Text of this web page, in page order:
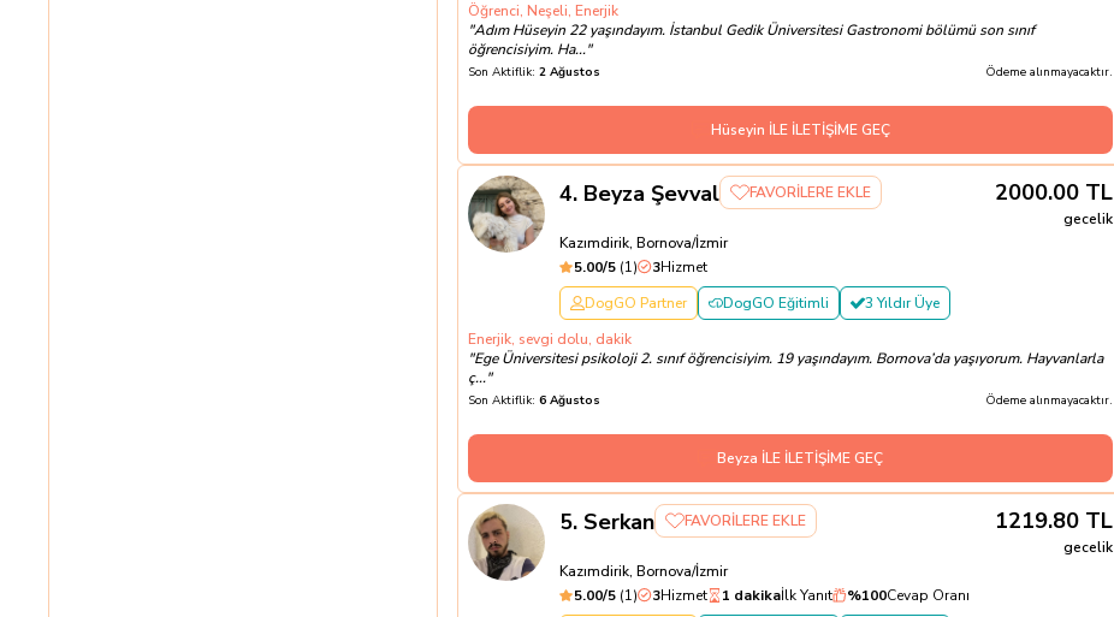
Öğrenci, Neşeli, Enerjik
"Adım Hüseyin 22 yaşındayım. İstanbul Gedik Üniversitesi Gastronomi bölümü son sınıf
öğrencisiyim. Ha..."
Son Aktiflik: 2 Ağustos Ödeme alınmayacaktır.
Hüseyin İLE İLETİŞİME GEÇ
4. Beyza Şevval FAVORİLERE EKLE 2000.00 TL
gecelik
Kazımdirik, Bornova/İzmir
5.00/5 (1) 3Hizmet
DogGO Partner
DogGO Eğitimli
3 Yıldır Üye
Enerjik, sevgi dolu, dakik
"Ege Üniversitesi psikoloji 2. sınıf öğrencisiyim. 19 yaşındayım. Bornova’da yaşıyorum. Hayvanlarla
ç..."
Son Aktiflik: 6 Ağustos Ödeme alınmayacaktır.
Beyza İLE İLETİŞİME GEÇ
5. Serkan FAVORİLERE EKLE 1219.80 TL
gecelik
Kazımdirik, Bornova/İzmir
5.00/5 (1) 3Hizmet 1 dakikaİlk Yanıt %100Cevap Oranı